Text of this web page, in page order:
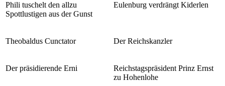
Phili tuschelt den allzu
Spottlustigen aus der Gunst
Eulenburg verdrängt Kiderlen
Theobaldus Cunctator Der Reichskanzler
Der präsidierende Erni
Reichstagspräsident Prinz Ernst
zu Hohenlohe